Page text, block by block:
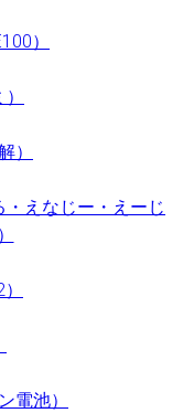
）
）
えなじー・えーじ
電池）